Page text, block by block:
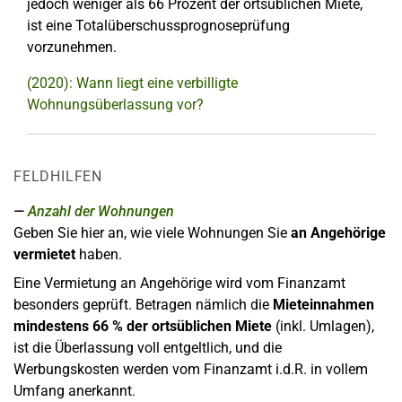
jedoch weniger als 66 Prozent der ortsüblichen Miete,
ist eine Totalüberschussprognoseprüfung
vorzunehmen.
(2020): Wann liegt eine verbilligte
Wohnungsüberlassung vor?
FELDHILFEN
Anzahl der Wohnungen
Geben Sie hier an, wie viele Wohnungen Sie an Angehörige
vermietethaben.
Eine Vermietung an Angehörige wird vom Finanzamt
besonders geprüft. Betragen nämlich die Mieteinnahmen
mindestens 66 % der ortsüblichen Miete (inkl. Umlagen),
ist die Überlassung voll entgeltlich, und die
Werbungskosten werden vom Finanzamt i.d.R. in vollem
Umfang anerkannt.